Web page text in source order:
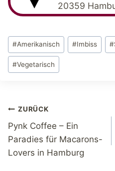
20359
Schlagworte:
#Amerikanisch #Imbiss #
#Vegetarisch
ZURÜCK
Pynk Coffee – Ein
Paradies für Macarons-
Lovers in Hamburg